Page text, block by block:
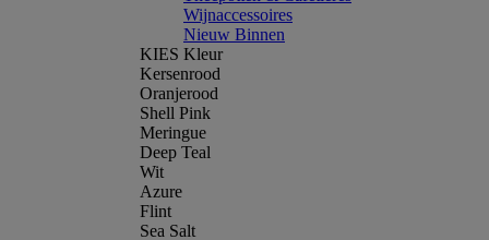
Wijnaccessoires
Nieuw Binnen
KIES Kleur
Kersenrood
Oranjerood
Shell Pink
Meringue
Deep Teal
Wit
Azure
Flint
Sea Salt